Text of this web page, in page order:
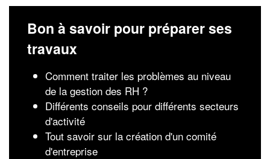
Bon à savoir pour préparer ses
travaux
Comment traiter les problèmes au niveau
de la gestion des RH ?
Différents conseils pour différents secteurs
d'activité
Tout savoir sur la création d'un comité
d'entreprise